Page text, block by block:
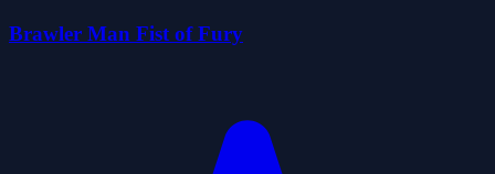
Brawler Man Fist of Fury